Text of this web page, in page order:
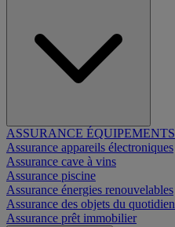
ASSURANCE ÉQUIPEMENTS
Assurance appareils électroniques
Assurance cave à vins
Assurance piscine
Assurance énergies renouvelables
Assurance des objets du quotidien
Assurance prêt immobilier